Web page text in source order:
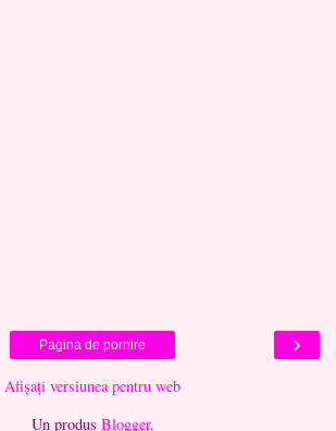
›
Pagina de pornire
Afișați versiunea pentru web
Un produs Blogger.